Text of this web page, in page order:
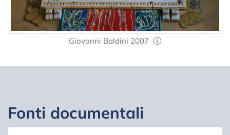
Giovanni Baldini 2007
Fonti documentali